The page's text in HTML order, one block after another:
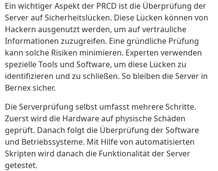
Ein wichtiger Aspekt der PRCD ist die Überprüfung der
Server auf Sicherheitslücken. Diese Lücken können von
Hackern ausgenutzt werden, um auf vertrauliche
Informationen zuzugreifen. Eine gründliche Prüfung
kann solche Risiken minimieren. Experten verwenden
spezielle Tools und Software, um diese Lücken zu
identifizieren und zu schließen. So bleiben die Server in
Bernex sicher.
Die Serverprüfung selbst umfasst mehrere Schritte.
Zuerst wird die Hardware auf physische Schäden
geprüft. Danach folgt die Überprüfung der Software
und Betriebssysteme. Mit Hilfe von automatisierten
Skripten wird danach die Funktionalität der Server
getestet.